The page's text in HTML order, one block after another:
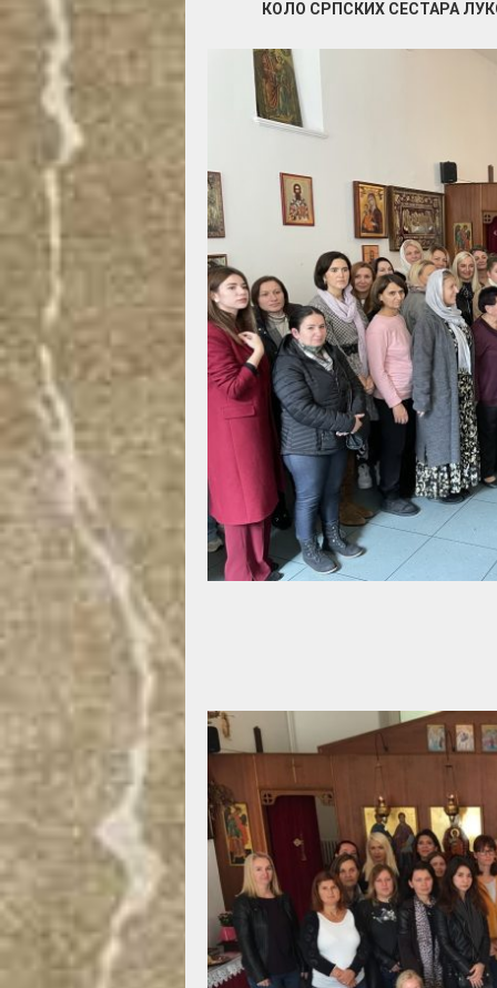
КОЛО СРПСКИХ СЕСТАРА